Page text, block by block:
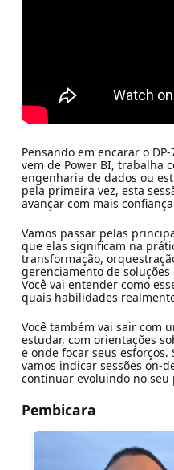
Pensando em encarar o
vem de Power BI, trabalha
engenharia de dados ou
pela primeira vez, esta
avançar com mais
Vamos passar pelas
que elas significam na
transformação,
gerenciamento de
Você vai entender como
quais habilidades
Você também vai sair com
estudar, com orientações
e onde focar seus
vamos indicar sessões on-
continuar evoluindo no
Pembicara